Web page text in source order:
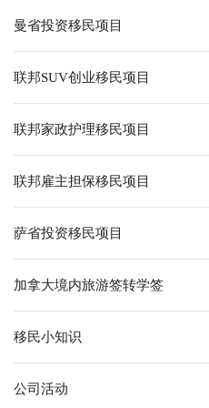
曼省投资移民项目
联邦SUV创业移民项目
联邦家政护理移民项目
联邦雇主担保移民项目
萨省投资移民项目
加拿大境内旅游签转学签
移民小知识
公司活动